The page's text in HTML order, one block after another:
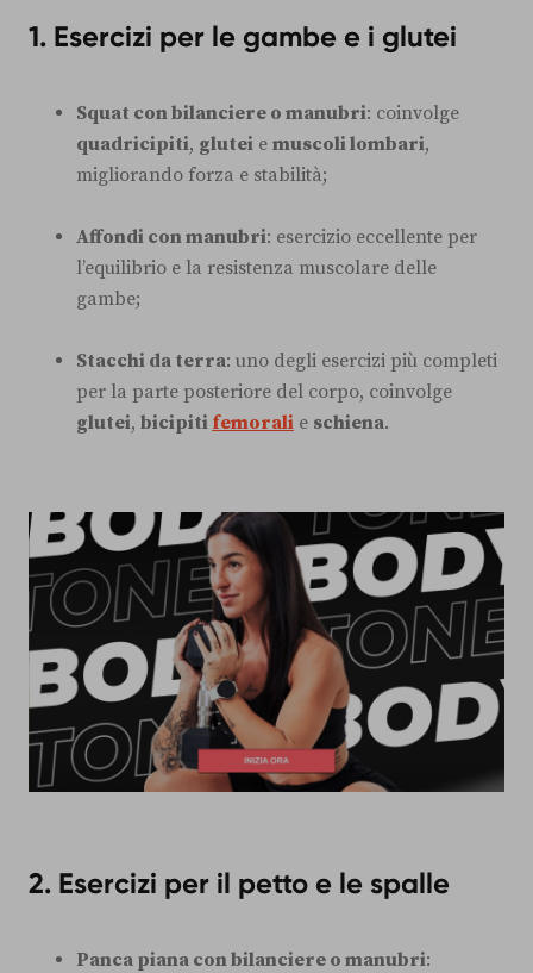
1. Esercizi per le gambe e i glutei
Squat con bilanciere o manubri: coinvolge
quadricipiti, glutei e muscoli lombari,
migliorando forza e stabilità;
Affondi con manubri: esercizio eccellente per
l’equilibrio e la resistenza muscolare delle
gambe;
Stacchi da terra: uno degli esercizi più completi
per la parte posteriore del corpo, coinvolge
glutei, bicipiti femorali e schiena.
2. Esercizi per il petto e le spalle
Panca piana con bilanciere o manubri: